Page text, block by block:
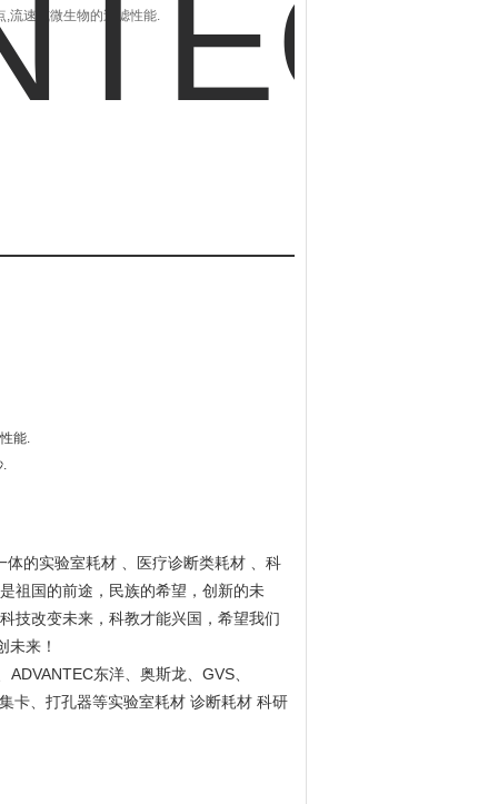
,流速或微生物的过滤性能.
能.
.
体的实验室耗材 、医疗诊断类耗材 、科
祖国的前途，民族的希望，创新的未
技改变未来，科教才能兴国，希望我们
未来！
ADVANTEC东洋、奥斯龙、 GVS、
卡、打孔器等实验室耗材 诊断耗材 科研